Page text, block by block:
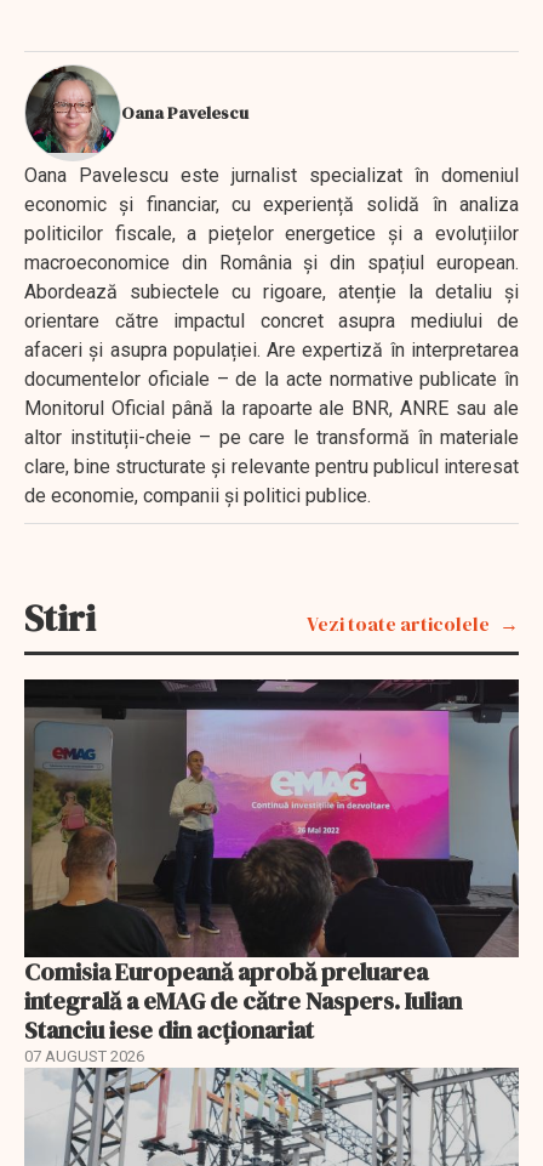
Oana Pavelescu
Oana Pavelescu este jurnalist specializat în domeniul
economic și financiar, cu experiență solidă în analiza
politicilor fiscale, a piețelor energetice și a evoluțiilor
macroeconomice din România și din spațiul european.
Abordează subiectele cu rigoare, atenție la detaliu și
orientare către impactul concret asupra mediului de
afaceri și asupra populației. Are expertiză în interpretarea
documentelor oficiale – de la acte normative publicate în
Monitorul Oficial până la rapoarte ale BNR, ANRE sau ale
altor instituții-cheie – pe care le transformă în materiale
clare, bine structurate și relevante pentru publicul interesat
de economie, companii și politici publice.
Stiri Vezi toate articolele
Comisia Europeană aprobă preluarea
integrală a eMAG de către Naspers. Iulian
Stanciu iese din acționariat
07 AUGUST 2026